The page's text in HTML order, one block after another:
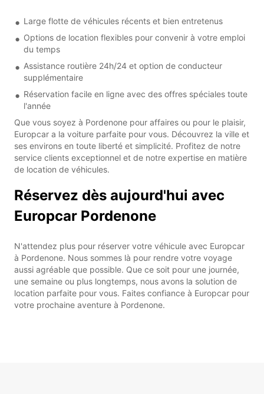
Large flotte de véhicules récents et bien entretenus
Options de location flexibles pour convenir à votre emploi
du temps
Assistance routière 24h/24 et option de conducteur
supplémentaire
Réservation facile en ligne avec des offres spéciales toute
l'année
Que vous soyez à Pordenone pour affaires ou pour le plaisir,
Europcar a la voiture parfaite pour vous. Découvrez la ville et
ses environs en toute liberté et simplicité. Profitez de notre
service clients exceptionnel et de notre expertise en matière
de location de véhicules.
Réservez dès aujourd'hui avec
Europcar Pordenone
N'attendez plus pour réserver votre véhicule avec Europcar
à Pordenone. Nous sommes là pour rendre votre voyage
aussi agréable que possible. Que ce soit pour une journée,
une semaine ou plus longtemps, nous avons la solution de
location parfaite pour vous. Faites confiance à Europcar pour
votre prochaine aventure à Pordenone.